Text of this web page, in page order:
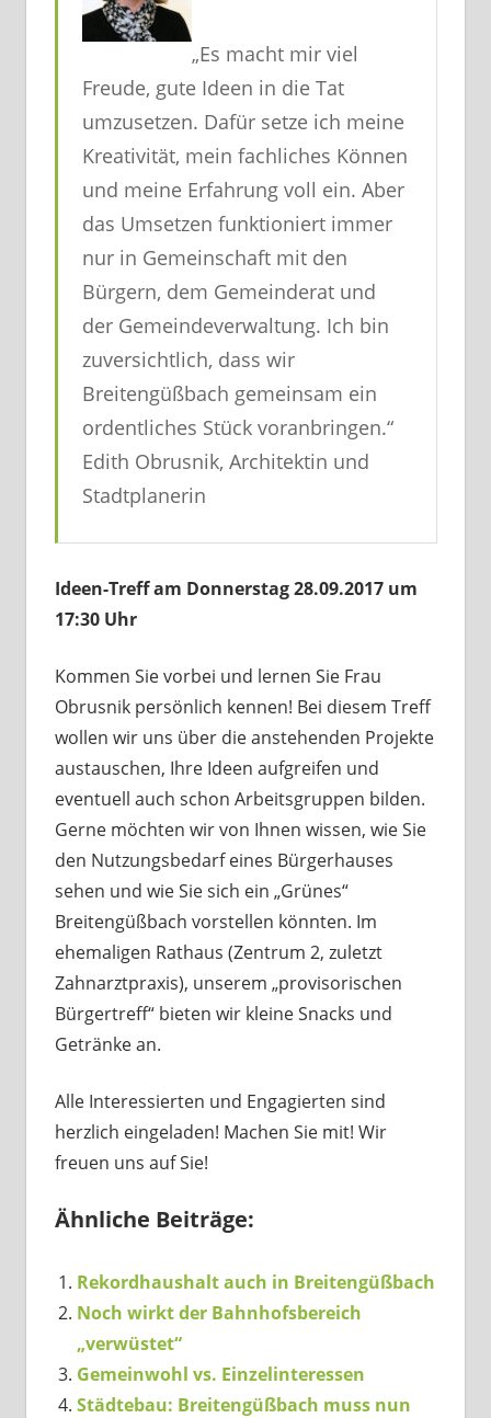
„Es macht mir viel
Freude, gute Ideen in die Tat
umzusetzen. Dafür setze ich meine
Kreativität, mein fachliches Können
und meine Erfahrung voll ein. Aber
das Umsetzen funktioniert immer
nur in Gemeinschaft mit den
Bürgern, dem Gemeinderat und
der Gemeindeverwaltung. Ich bin
zuversichtlich, dass wir
Breitengüßbach gemeinsam ein
ordentliches Stück voranbringen.“
Edith Obrusnik, Architektin und
Stadtplanerin
Ideen-Treff am Donnerstag 28.09.2017 um
17:30 Uhr
Kommen Sie vorbei und lernen Sie Frau
Obrusnik persönlich kennen! Bei diesem Treff
wollen wir uns über die anstehenden Projekte
austauschen, Ihre Ideen aufgreifen und
eventuell auch schon Arbeitsgruppen bilden.
Gerne möchten wir von Ihnen wissen, wie Sie
den Nutzungsbedarf eines Bürgerhauses
sehen und wie Sie sich ein „Grünes“
Breitengüßbach vorstellen könnten. Im
ehemaligen Rathaus (Zentrum 2, zuletzt
Zahnarztpraxis), unserem „provisorischen
Bürgertreff“ bieten wir kleine Snacks und
Getränke an.
Alle Interessierten und Engagierten sind
herzlich eingeladen! Machen Sie mit! Wir
freuen uns auf Sie!
Ähnliche Beiträge:
Rekordhaushalt auch in Breitengüßbach
Noch wirkt der Bahnhofsbereich
„verwüstet“
Gemeinwohl vs. Einzelinteressen
Städtebau: Breitengüßbach muss nun